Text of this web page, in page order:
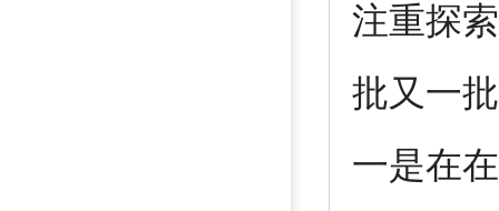
注重探
批又一
一是在